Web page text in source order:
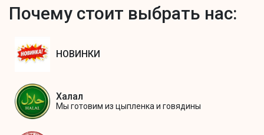
Почему стоит выбрать нас:
НОВИНКИ
Халал
Мы готовим из цыпленка и говядины